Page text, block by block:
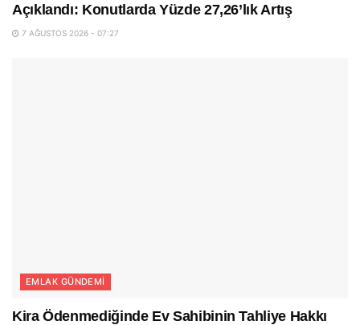
Açıklandı: Konutlarda Yüzde 27,26’lık Artış
7 AĞUSTOS 2026 - 07:27
EMLAK GÜNDEMI
Kira Ödenmediğinde Ev Sahibinin Tahliye Hakkı